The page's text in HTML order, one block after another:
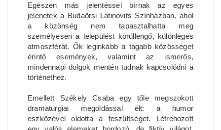
Egészen más jelentéssel bírnak az egyes
jelenetek a Budaörsi Latinovits Színházban, ahol
a közönség nem tapasztalhatta meg
személyesen a települést körüllengő, különleges
atmoszférát. Ők leginkább a tágabb közösséget
érintő események, valamint az ismerős,
mindennapi dolgok mentén tudnak kapcsolódni a
történethez.
Emellett Székely Csaba egy tőle megszokott
dramaturgiai megoldással élt: a humor
eszközével oldotta a feszültséget. Létrehozott